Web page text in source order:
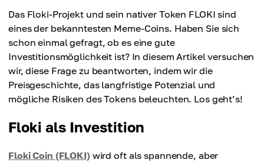
Das Floki-Projekt und sein nativer Token FLOKI sind
eines der bekanntesten Meme-Coins. Haben Sie sich
schon einmal gefragt, ob es eine gute
Investitionsmöglichkeit ist? In diesem Artikel versuchen
wir, diese Frage zu beantworten, indem wir die
Preisgeschichte, das langfristige Potenzial und
mögliche Risiken des Tokens beleuchten. Los geht’s!
Floki als Investition
Floki Coin (FLOKI) wird oft als spannende, aber